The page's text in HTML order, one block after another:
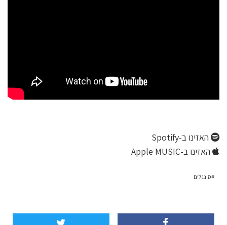
האזינו ב-Spotify
האזינו ב-Apple MUSIC
סינגלים